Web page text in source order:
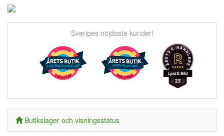
Sveriges nöjdaste kunder!
Butikslager och visningsstatus